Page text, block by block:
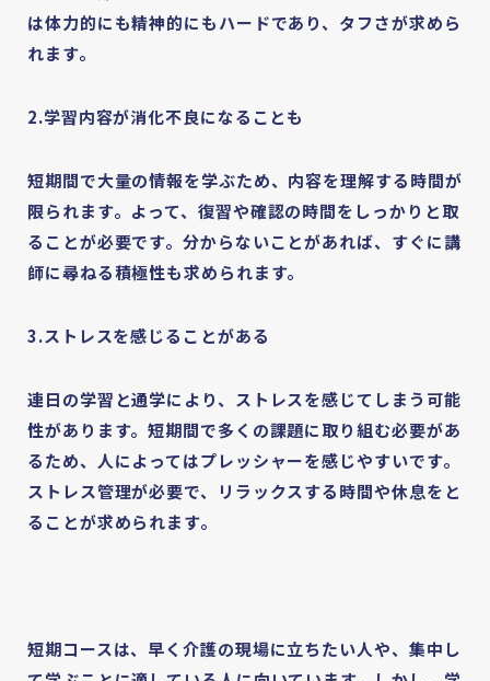
は体力的にも精神的にもハードであり、タフさが求めら
れます。
2.学習内容が消化不良になることも
短期間で大量の情報を学ぶため、内容を理解する時間が
限られます。よって、復習や確認の時間をしっかりと取
ることが必要です。分からないことがあれば、すぐに講
師に尋ねる積極性も求められます。
3.ストレスを感じることがある
連日の学習と通学により、ストレスを感じてしまう可能
性があります。短期間で多くの課題に取り組む必要があ
るため、人によってはプレッシャーを感じやすいです。
ストレス管理が必要で、リラックスする時間や休息をと
ることが求められます。
短期コースは、早く介護の現場に立ちたい人や、集中し